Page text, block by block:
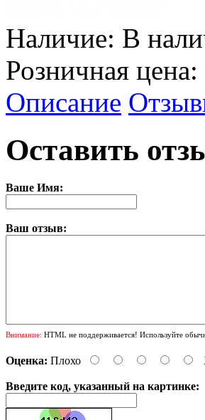
Наличие: В
Розничная
Описание
Оставить
Ваше Имя:
Ваш отзыв:
Внимание: HTML не поддерживается! Используйте
Оценка: Плохо
Введите код, указанный на картинке: